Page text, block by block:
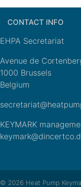
CONTACT INFO
EHPA Secretariat
Avenue de
1000 Brussels
Belgium
KEYMARK
© 2026 Heat Pump